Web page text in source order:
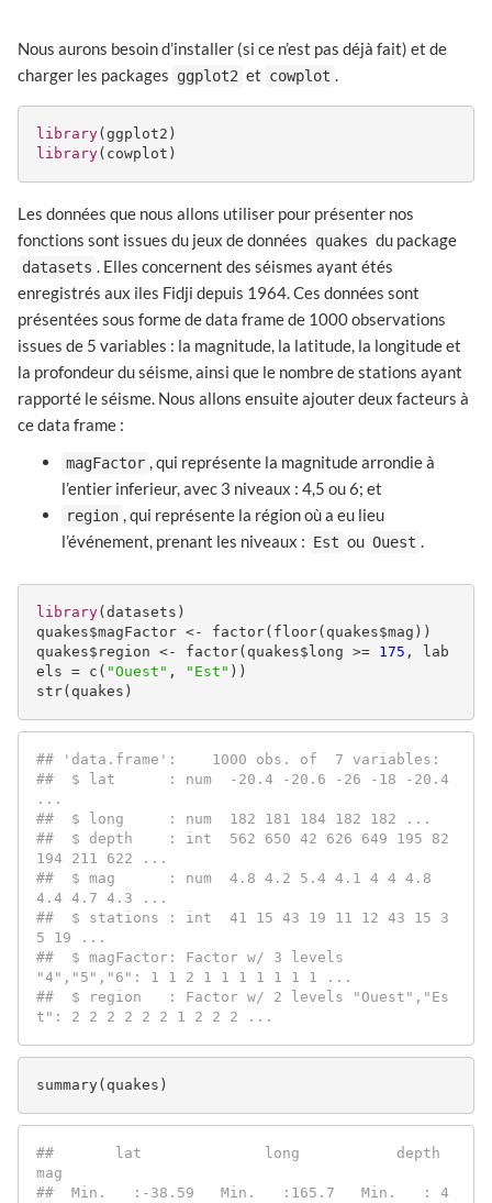
Nous aurons besoin d’installer (si ce n’est pas déjà fait) et de
charger les packages ggplot2 et cowplot .
library
library(cowplot)
Les données que nous allons utiliser pour présenter nos
fonctions sont issues du jeux de données quakes du package
datasets . Elles concernent des séismes ayant étés
enregistrés aux iles Fidji depuis 1964. Ces données sont
présentées sous forme de data frame de 1000 observations
issues de 5 variables : la magnitude, la latitude, la longitude et
la profondeur du séisme, ainsi que le nombre de stations ayant
rapporté le séisme. Nous allons ensuite ajouter deux facteurs à
ce data frame :
magFactor , qui représente la magnitude arrondie à
l’entier inferieur, avec 3 niveaux : 4,5 ou 6; et
region , qui représente la région où a eu lieu
l’événement, prenant les niveaux : Est ou Ouest .
library(datasets)
quakes$magFactor <- factor(floor(quakes$mag))
quakes$region <- factor(quakes$long >= 175 , lab
els = c( "Ouest" , "Est" ))
str(quakes)
## 'data.frame':    1000 obs. of  7 variables:
##  $ lat      : num  -20.4 -20.6 -26 -18 -20.4
...
##  $ long     : num  182 181 184 182 182 ...
##  $ depth    : int  562 650 42 626 649 195 82
194 211 622 ...
##  $ mag      : num  4.8 4.2 5.4 4.1 4 4 4.8
4.4 4.7 4.3 ...
##  $ stations : int  41 15 43 19 11 12 43 15 3
5 19 ...
##  $ magFactor: Factor w/ 3 levels
"4","5","6": 1 1 2 1 1 1 1 1 1 1 ...
##  $ region   : Factor w/ 2 levels "Ouest","Es
t": 2 2 2 2 2 2 1 2 2 2 ...
summary(quakes)
##       lat              long           depth
mag
##  Min.   :-38.59   Min.   :165.7   Min.   : 4